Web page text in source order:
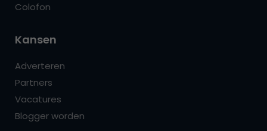
Colofon
Kansen
Adverteren
Partners
Vacatures
Blogger worden